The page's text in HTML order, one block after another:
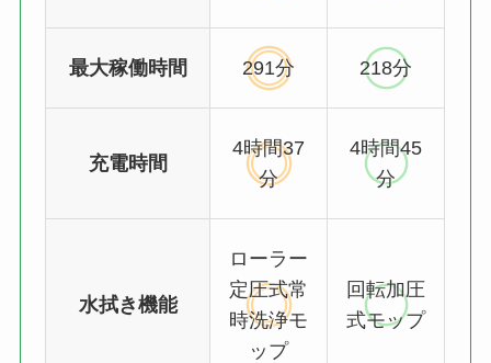
最大稼働時間 291分 218分
充電時間
4時間37
分
4時間45
分
水拭き機能
ローラー
定圧式常
時洗浄モ
ップ
回転加圧
式モップ